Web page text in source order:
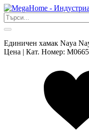
Единичен хамак Naya
Цена | Кат. Номер: